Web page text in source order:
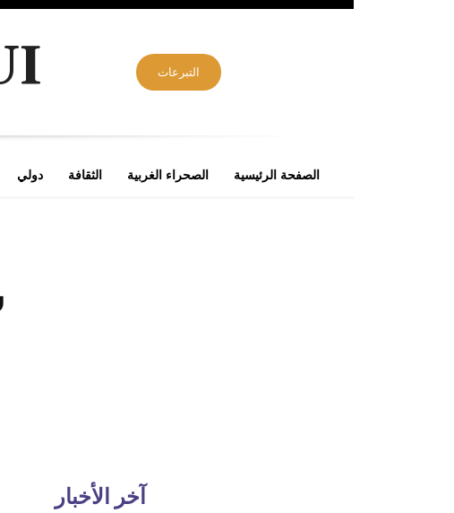
التبرعات
الصفحة الرئيسية الصحراء الغربية الثقافة دولي
آخر الأخبار